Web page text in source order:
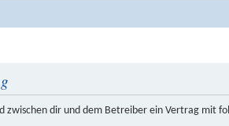
dir und dem Betreiber ein Vertrag mit